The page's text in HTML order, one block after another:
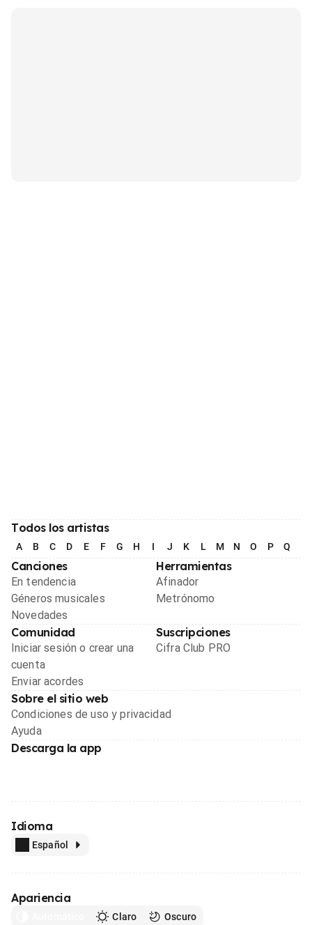
Todos los artistas
A B C D E F G H I J K L M N O P Q
Canciones
En tendencia
Géneros musicales
Novedades
Herramientas
Afinador
Metrónomo
Comunidad
Iniciar sesión o crear una
cuenta
Enviar acordes
Suscripciones
Cifra Club PRO
Sobre el sitio web
Condiciones de uso y privacidad
Ayuda
Descarga la app
Idioma
Español
Apariencia
Claro Oscuro